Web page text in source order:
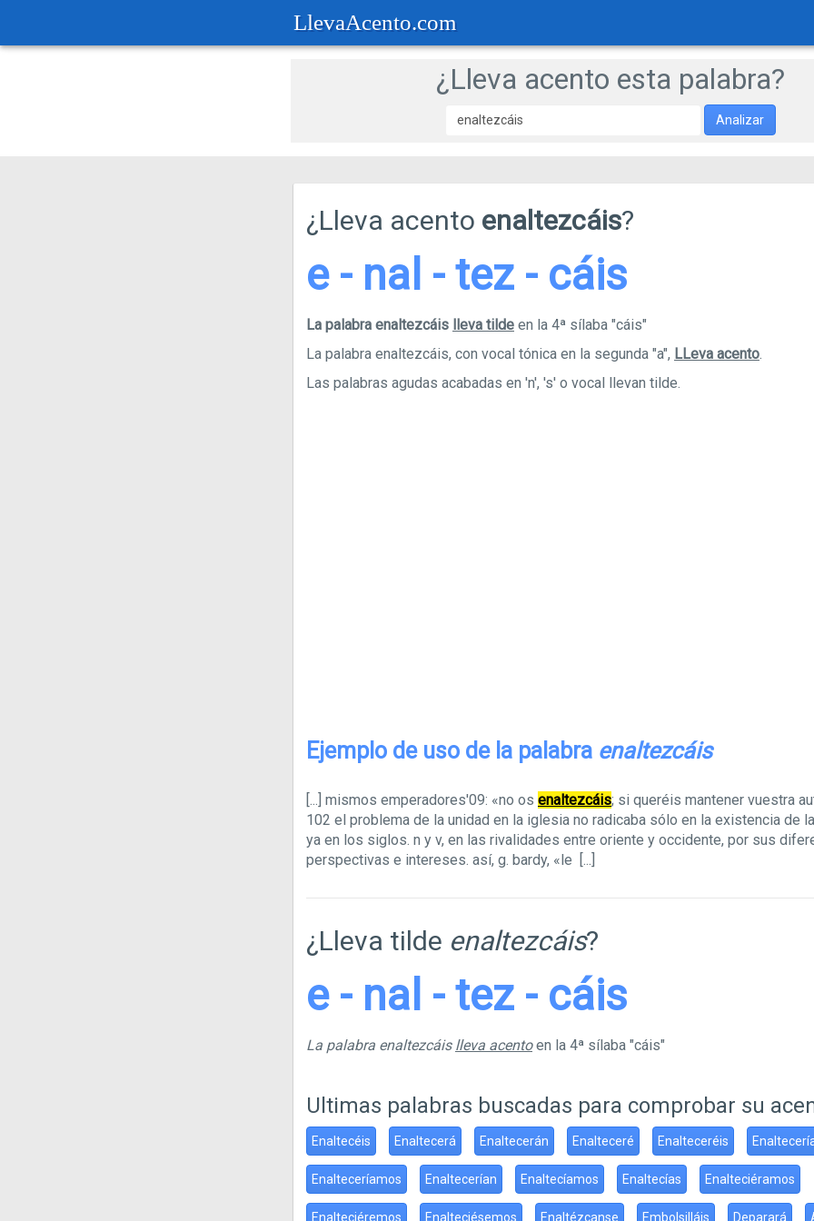
LlevaAcento.com
¿Lleva acento esta palabra?
Analizar
¿Lleva acento enaltezcáis?
e - nal - tez - cáis
La palabra enaltezcáis lleva tilde en la 4ª sílaba "cáis"
La palabra enaltezcáis, con vocal tónica en la segunda "a", LLeva acento.
Las palabras agudas acabadas en 'n', 's' o vocal llevan tilde.
Ejemplo de uso de la palabra enaltezcáis
[...] mismos emperadores'09: «no os enaltezcáis; si queréis mantener vuestra
102 el problema de la unidad en la iglesia no radicaba sólo en la existencia de
ya en los siglos. n y v, en las rivalidades entre oriente y occidente, por sus
perspectivas e intereses. así, g. bardy, «le [...]
¿Lleva tilde enaltezcáis?
e - nal - tez - cáis
La palabra enaltezcáis lleva acentoen la 4ª sílaba "cáis"
Ultimas palabras buscadas para comprobar su
Enaltecéis Enaltecerá Enaltecerán Enalteceré Enalteceréis
Enalteceríamos Enaltecerían Enaltecíamos Enaltecías Enalteciéramos
Enalteciéremos Enalteciésemos Enaltézcanse Embolsilláis Deparará